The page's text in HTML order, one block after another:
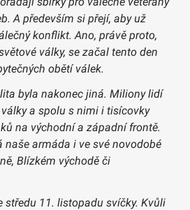
A především si přejí, aby už
konflikt. Ano, právě proto,
války, se začal tento den
obětí válek.
byla nakonec jiná. Miliony lidí
a spolu s nimi i tisícovky
na východní a západní frontě.
naše armáda i ve své novodobé
Blízkém východě či
středu 11. listopadu svíčky. Kvůli